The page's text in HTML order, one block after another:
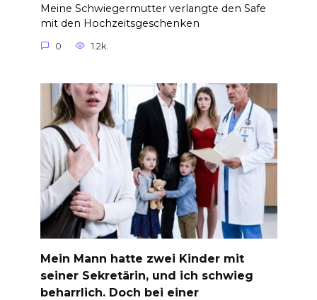
Meine Schwiegermutter verlangte den Safe
mit den Hochzeitsgeschenken
0 1.2k.
Mein Mann hatte zwei Kinder mit
seiner Sekretärin, und ich schwieg
beharrlich. Doch bei einer